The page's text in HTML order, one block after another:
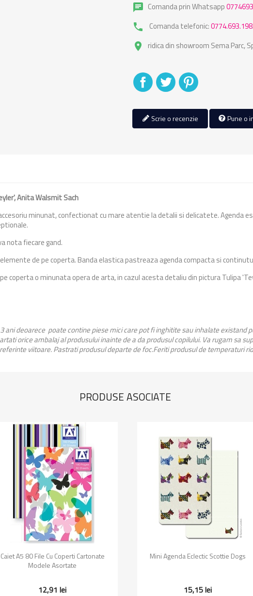
chat Comanda prin Whatsapp
phone Comanda telefonic:0774.693.198
place ridica din showroom Sema Parc,
DistribuitiTweet
Scrie o recenzie Pune o
Anita Walsmit Sach
minunat, confectionat cu mare atentie la detalii si delicatete. Agenda
nota fiecare gand.
de pe coperta. Banda elastica pastreaza agenda compacta si
coperta o minunata opera de arta, in cazul acesta detaliu din pictura Tulipa
ani deoarece poate contine piese mici care pot fi inghitite sau inhalate existand
orice ambalaj al produsului inainte de a da produsul copilului. Va rugam sa
viitoare. Pastrati produsul departe de foc.Feriti produsul de temperaturi
PRODUSE ASOCIATE
Vizualizare rapida
Caiet A5 80 File Cu Coperti Cartonate
Modele Asortate
12,91 lei
Vizualizare rapida
Mini Agenda Eclectic Scottie Dogs
15,15 lei